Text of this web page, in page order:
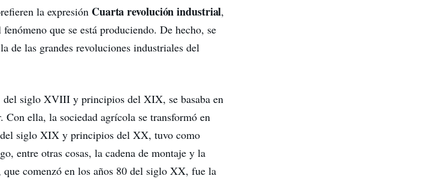
la expresión Cuarta revolución industrial,
que se está produciendo. De hecho, se
de las grandes revoluciones industriales del
siglo XVIII y principios del XIX, se basaba en
ella, la sociedad agrícola se transformó en
siglo XIX y principios del XX, tuvo como
entre otras cosas, la cadena de montaje y la
comenzó en los años 80 del siglo XX, fue la